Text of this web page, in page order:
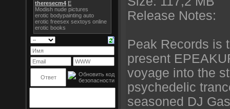
Release Notes:
Peak Records is
present
voyage into the
psychedelic
seasoned DJ